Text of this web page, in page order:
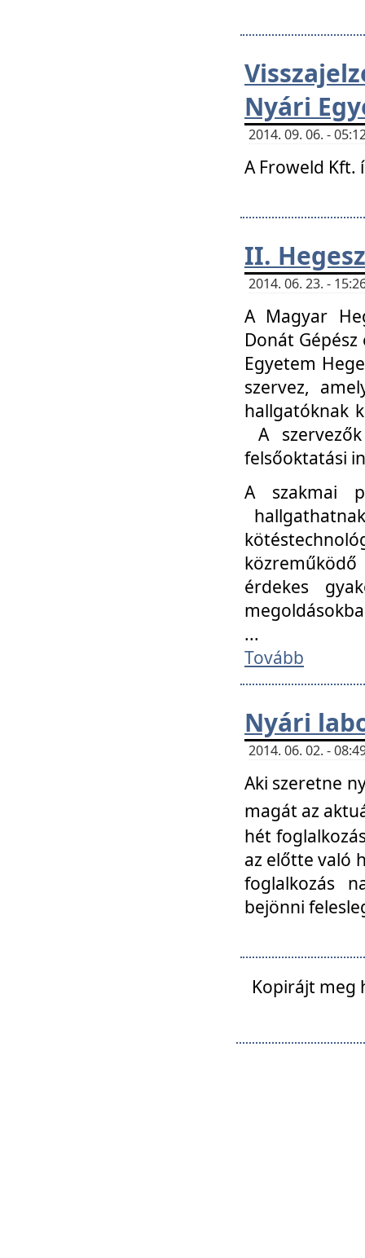
Nyári
2014. 09. 06. -
A Froweld
II.
2014. 06. 23. -
A Magyar
Donát
Egyetem
szervez,
hallgatóknak
A
felsőoktatási
A szakmai
érdekes
...
Tovább
Nyári
2014. 06. 02. -
Aki szeretne
magát az
hét
az előtte való
foglalkozás
bejönni
Kopirájt meg